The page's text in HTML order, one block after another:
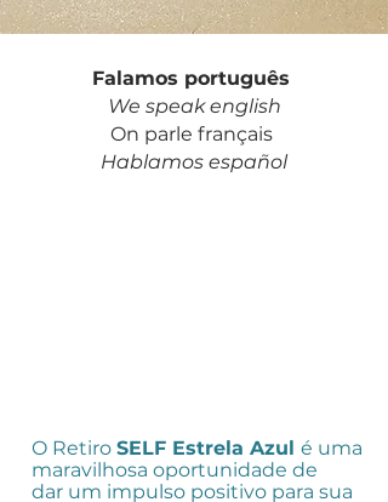
Falamos português
We speak english
On parle français
Hablamos español
O Retiro SELF Estrela Azul é uma
maravilhosa oportunidade de
dar um impulso positivo para sua